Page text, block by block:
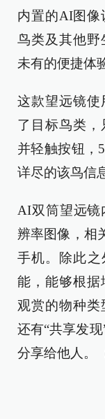
内置的AI图像
鸟类及其他野
未有的便捷体
这款望远镜使
了目标鸟类，
并轻触按钮，
详尽的该鸟信
AI双筒望远镜
辨率图像，相
手机。除此之
能，能够根据
观赏的物种
还有“共享发
分享给他人。